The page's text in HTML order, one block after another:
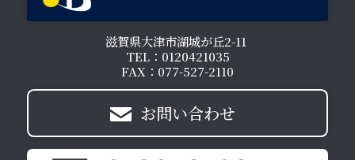
滋賀県大津市湖城が丘2-11
TEL：0120421035
FAX：077-527-2110
お問い合わせ